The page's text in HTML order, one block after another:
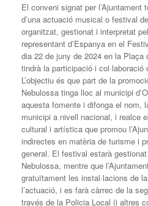
El conveni signat per
d’una actuació musical o festival
organitzat, gestionat i interpretat
representant d’Espanya en el
dia 22 de juny de 2024 en la Plaça
tindrà la participació i col·laboració
L’objectiu és que part de la
Nebulossa tinga lloc al municipi
aquesta fomente i difonga el nom,
municipi a nivell nacional, i realce
cultural i artística que promou
indirectes en matèria de turisme i
general. El festival estarà
Nebulossa, mentre que
gratuïtament les instal·lacions de
l’actuació, i es farà càrrec de la
través de la Policia Local (i altres